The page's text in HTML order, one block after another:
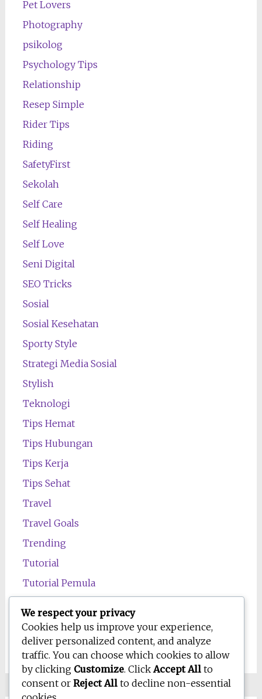
Pet Lovers
Photography
psikolog
Psychology Tips
Relationship
Resep Simple
Rider Tips
Riding
SafetyFirst
Sekolah
Self Care
Self Healing
Self Love
Seni Digital
SEO Tricks
Sosial
Sosial Kesehatan
Sporty Style
Strategi Media Sosial
Stylish
Teknologi
Tips Hemat
Tips Hubungan
Tips Kerja
Tips Sehat
Travel
Travel Goals
Trending
Tutorial
Tutorial Pemula
Wawasan
Wellness
We respect your privacy
Cookies help us improve your experience,
deliver personalized content, and analyze
traffic. You can choose which cookies to allow
by clicking Customize. ClickAccept All to
consent or Reject All to decline non-essential